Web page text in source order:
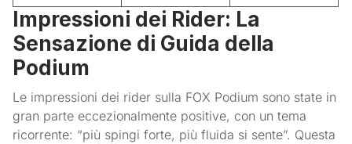
Impressioni dei Rider: La
Sensazione di Guida della
Podium
Le impressioni dei rider sulla FOX Podium sono state in
gran parte eccezionalmente positive, con un tema
ricorrente: “più spingi forte, più fluida si sente”. Questa